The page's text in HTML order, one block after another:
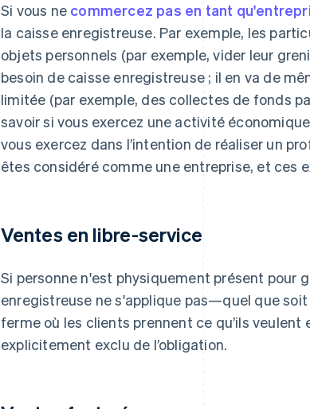
Si vous ne commercez pas en tant
la caisse enregistreuse. Par exemple, les
objets personnels (par exemple, vider leur
besoin de caisse enregistreuse ; il en va de
limitée (par exemple, des collectes de fonds
savoir si vous exercez une activité
vous exercez dans l’intention de réaliser un
êtes considéré comme une entreprise, et ces
Ventes en libre-service
Si personne n'est physiquement présent pour
enregistreuse ne s'applique pas—quel que
ferme où les clients prennent ce qu’ils
explicitement exclu de l’obligation.